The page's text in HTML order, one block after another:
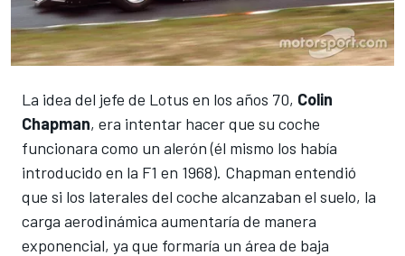
La idea del jefe de Lotus en los años 70, Colin
Chapman, era intentar hacer que su coche
funcionara como un alerón (él mismo los había
introducido en la F1 en 1968). Chapman entendió
que si los laterales del coche alcanzaban el suelo, la
carga aerodinámica aumentaría de manera
exponencial, ya que formaría un área de baja